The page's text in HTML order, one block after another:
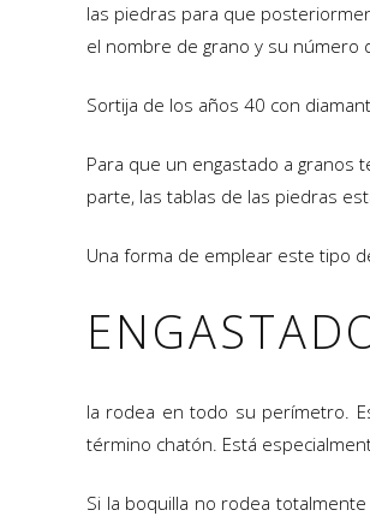
las piedras para que
el nombre de grano y su número
Sortija de los años 40 con
Para que un engastado a granos
parte, las tablas de las piedras
Una forma de emplear este tipo
la rodea en todo su perímetro.
término chatón. Está
Si la boquilla no rodea